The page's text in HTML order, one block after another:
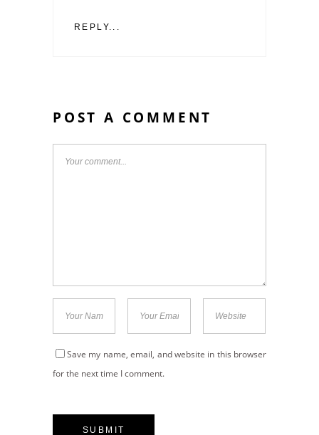
REPLY...
POST A COMMENT
Save my name, email, and website in this browser
for the next time I comment.